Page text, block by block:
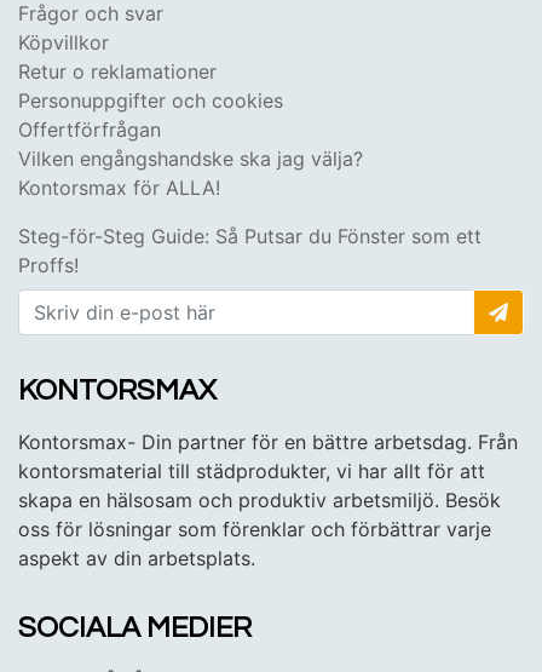
Frågor och svar
Köpvillkor
Retur o reklamationer
Personuppgifter och cookies
Offertförfrågan
Vilken engångshandske ska jag välja?
Kontorsmax för ALLA!
Steg-för-Steg Guide: Så Putsar du Fönster som ett
Proffs!
KONTORSMAX
Kontorsmax- Din partner för en bättre arbetsdag. Från
kontorsmaterial till städprodukter, vi har allt för att
skapa en hälsosam och produktiv arbetsmiljö. Besök
oss för lösningar som förenklar och förbättrar varje
aspekt av din arbetsplats.
SOCIALA MEDIER